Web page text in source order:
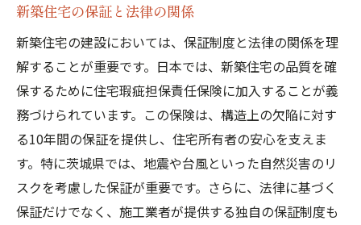
快適な住環境を保つための断熱対策
断熱性能保証の適用範囲と内容
断熱材選びと保証の関係性
断熱性能保証における最新技術
施工後のサポートが充実した新築保証制度の魅
力
施工後サポートの重要性を理解する
新築保証制度におけるアフターサービス
新築住宅の保証と法律の関係
新築住宅の建設においては、保証制度と法律の関係を理
解することが重要です。日本では、新築住宅の品質を確
保するために住宅瑕疵担保責任保険に加入することが義
務づけられています。この保険は、構造上の欠陥に対す
る10年間の保証を提供し、住宅所有者の安心を支えま
す。特に茨城県では、地震や台風といった自然災害のリ
スクを考慮した保証が重要です。さらに、法律に基づく
保証だけでなく、施工業者が提供する独自の保証制度も